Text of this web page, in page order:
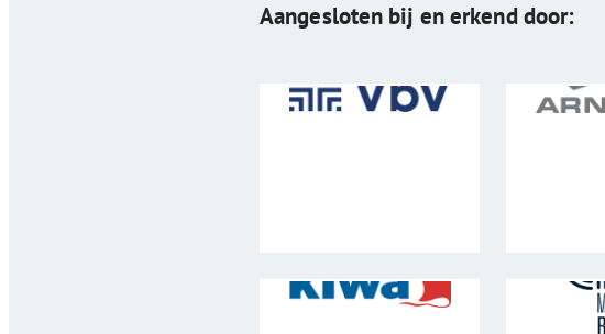
Aangesloten bij en erkend door: